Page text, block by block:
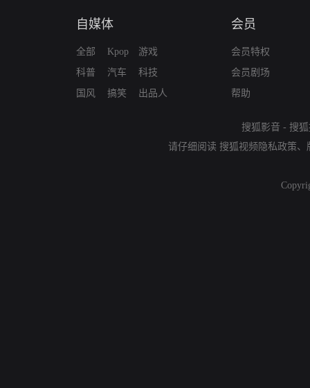
自媒体
全部
科普
国风
Kpop
汽车
搞笑
游戏
科技
出品人
会员
会员特权
会员剧场
帮助
搜狐影音 - 搜
请仔细阅读 搜狐视频隐私政策、